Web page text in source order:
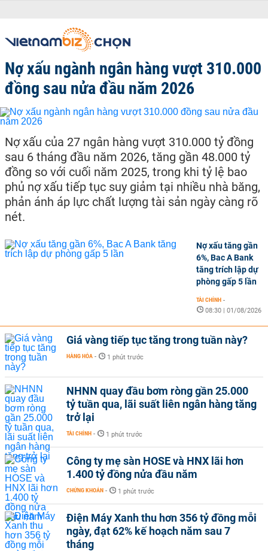
Nợ xấu ngành ngân hàng vượt 310.000
đồng sau nửa đầu năm 2026
Nợ xấu của 27 ngân hàng vượt 310.000 tỷ đồng
sau 6 tháng đầu năm 2026, tăng gần 48.000 tỷ
đồng so với cuối năm 2025, trong khi tỷ lệ bao
phủ nợ xấu tiếp tục suy giảm tại nhiều nhà băng,
phản ánh áp lực chất lượng tài sản ngày càng rõ
nét.
Nợ xấu tăng gần
6%, Bac A Bank
tăng trích lập dự
phòng gấp 5 lần
TÀI CHÍNH -
08:30 | 01/08/2026
Giá vàng tiếp tục tăng trong tuần này?
HÀNG HÓA - 1 phút trước
NHNN quay đầu bơm ròng gần 25.000
tỷ tuần qua, lãi suất liên ngân hàng tăng
trở lại
TÀI CHÍNH - 1 phút trước
Công ty mẹ sàn HOSE và HNX lãi hơn
1.400 tỷ đồng nửa đầu năm
CHỨNG KHOÁN - 1 phút trước
Điện Máy Xanh thu hơn 356 tỷ đồng mỗi
ngày, đạt 62% kế hoạch năm sau 7
tháng